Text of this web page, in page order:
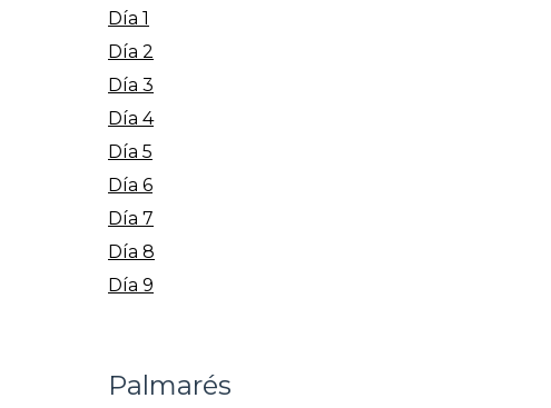
Día 1
Día 2
Día 3
Día 4
Día 5
Día 6
Día 7
Día 8
Día 9
Palmarés